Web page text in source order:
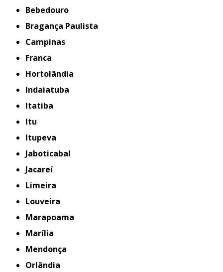
Bebedouro
Bragança Paulista
Campinas
Franca
Hortolândia
Indaiatuba
Itatiba
Itu
Itupeva
Jaboticabal
Jacareí
Limeira
Louveira
Marapoama
Marília
Mendonça
Orlândia